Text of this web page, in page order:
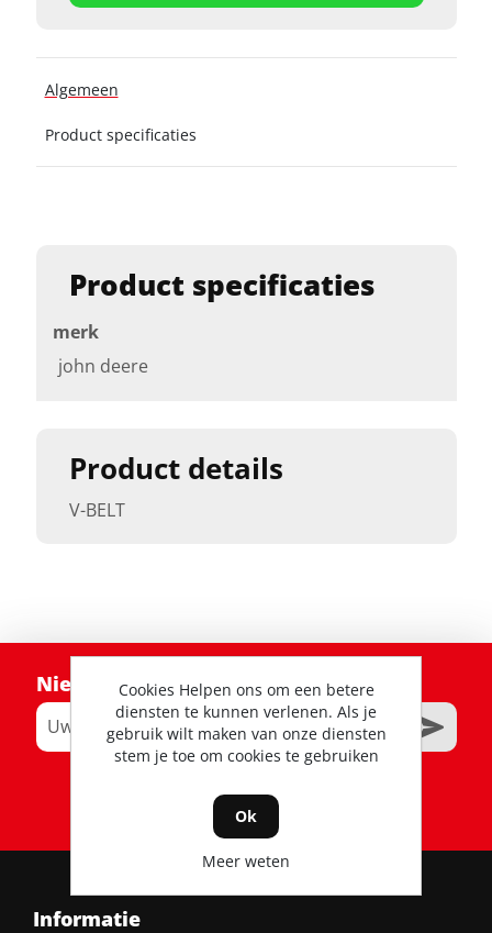
Product details
V-BELT
Product specificaties
merk
john deere
Algemeen
Product specificaties
Nieuwsbrief
RSS
Informatie
Cookies Helpen ons om een betere
diensten te kunnen verlenen. Als je
gebruik wilt maken van onze diensten
stem je toe om cookies te gebruiken
Ok
Meer weten